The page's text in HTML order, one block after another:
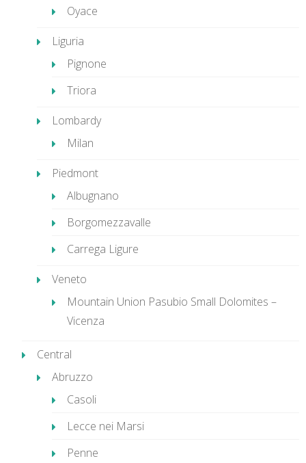
Oyace
Liguria
Pignone
Triora
Lombardy
Milan
Piedmont
Albugnano
Borgomezzavalle
Carrega Ligure
Veneto
Mountain Union Pasubio Small Dolomites –
Vicenza
Central
Abruzzo
Casoli
Lecce nei Marsi
Penne